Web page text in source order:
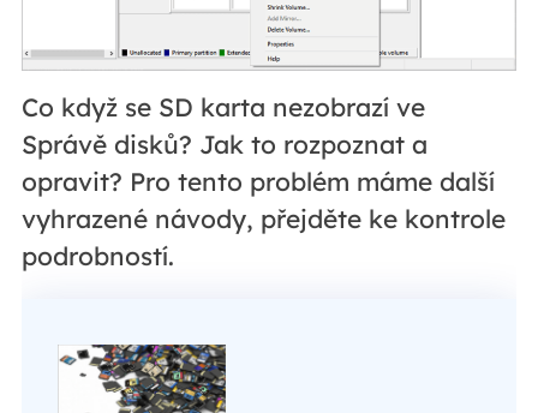
Co když se SD karta nezobrazí ve
Správě disků? Jak to rozpoznat a
opravit? Pro tento problém máme další
vyhrazené návody, přejděte ke kontrole
podrobností.